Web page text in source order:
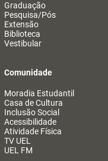
Graduação
Pesquisa/Pós
Extensão
Biblioteca
Vestibular
Comunidade
Moradia Estudantil
Casa de Cultura
Inclusão Social
Acessibilidade
Atividade Física
TV UEL
UEL FM